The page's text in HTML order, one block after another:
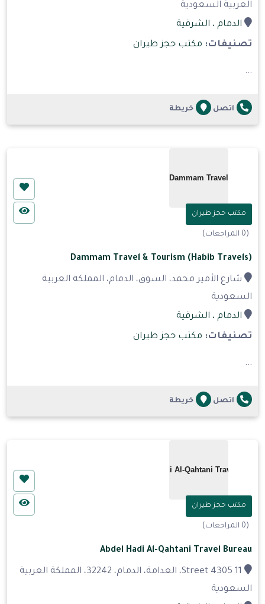
العربية السعودية
الدمام ، الشرقية
تصنيفات: مكتب حجز طيران
...
اتصل خريطة
مكتب حجز طيران
(0 المراجعات)
Dammam Travel & Tourism (Habib Travels)
شارع الأمير محمد، السوق، الدمام، المملكة العربية
السعودية
الدمام ، الشرقية
تصنيفات: مكتب حجز طيران
...
اتصل خريطة
مكتب حجز طيران
(0 المراجعات)
Abdel Hadi Al-Qahtani Travel Bureau
11 Street 4305، العدامة، الدمام، 32242، المملكة العربية
السعودية